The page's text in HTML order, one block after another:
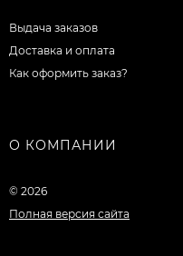
Выдача заказов
Доставка и оплата
Как оформить заказ?
О КОМПАНИИ
© 2026
Полная версия сайта